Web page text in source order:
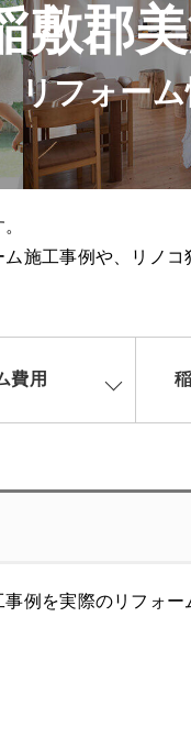
敷郡
リフォー
施工事例や、リノ
費用
例を実際のリフォ